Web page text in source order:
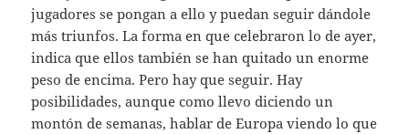
jugadores se pongan a ello y puedan seguir dándole
más triunfos. La forma en que celebraron lo de ayer,
indica que ellos también se han quitado un enorme
peso de encima. Pero hay que seguir. Hay
posibilidades, aunque como llevo diciendo un
montón de semanas, hablar de Europa viendo lo que